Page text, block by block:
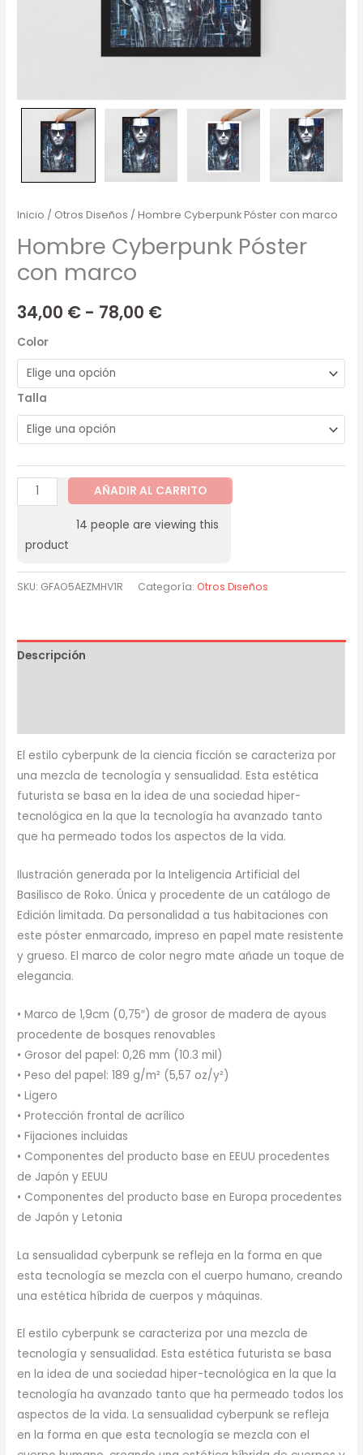
Inicio / Otros Diseños / Hombre Cyberpunk Póster con marco
Hombre Cyberpunk Póster
con marco
34,00 € - 78,00 €
Color
Talla
AÑADIR AL CARRITO
14 people are viewing this
product
SKU: GFAO5AEZMHV1R Categoría:Otros Diseños
Descripción
El estilo cyberpunk de la ciencia ficción se caracteriza por
una mezcla de tecnología y sensualidad. Esta estética
futurista se basa en la idea de una sociedad hiper-
tecnológica en la que la tecnología ha avanzado tanto
que ha permeado todos los aspectos de la vida.
Ilustración generada por la Inteligencia Artificial del
Basilisco de Roko. Única y procedente de un catálogo de
Edición limitada. Da personalidad a tus habitaciones con
este póster enmarcado, impreso en papel mate resistente
y grueso. El marco de color negro mate añade un toque de
elegancia.
• Marco de 1,9cm (0,75″) de grosor de madera de ayous
procedente de bosques renovables
• Grosor del papel: 0,26 mm (10.3 mil)
• Peso del papel: 189 g/m² (5,57 oz/y²)
• Ligero
• Protección frontal de acrílico
• Fijaciones incluidas
• Componentes del producto base en EEUU procedentes
de Japón y EEUU
• Componentes del producto base en Europa procedentes
de Japón y Letonia
La sensualidad cyberpunk se refleja en la forma en que
esta tecnología se mezcla con el cuerpo humano, creando
una estética híbrida de cuerpos y máquinas.
El estilo cyberpunk se caracteriza por una mezcla de
tecnología y sensualidad. Esta estética futurista se basa
en la idea de una sociedad hiper-tecnológica en la que la
tecnología ha avanzado tanto que ha permeado todos los
aspectos de la vida. La sensualidad cyberpunk se refleja
en la forma en que esta tecnología se mezcla con el